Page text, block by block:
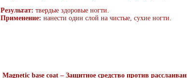
Результат: твердые здоровые ногти.
Применение: нанести один слой на чистые, сухие ногти.
Magnetic base coat – Защитное средство против